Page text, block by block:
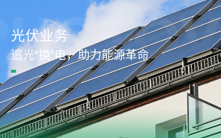
业务领域
科技创新
项目案例
语言
光伏业务
追光“换”电，助力能源革命